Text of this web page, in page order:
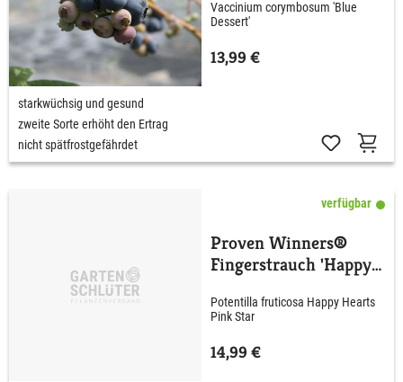
Vaccinium corymbosum 'Blue
Dessert'
13,99 €
starkwüchsig und gesund
zweite Sorte erhöht den Ertrag
nicht spätfrostgefährdet
verfügbar
Proven Winners®
Fingerstrauch 'Happy
Potentilla fruticosa Happy Hearts
Pink Star
14,99 €